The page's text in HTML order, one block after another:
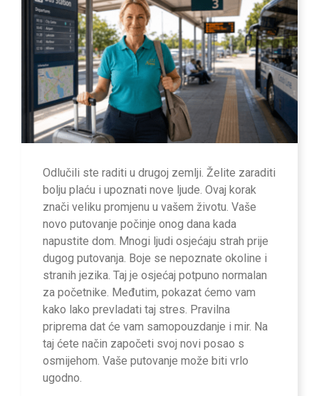
Odlučili ste raditi u drugoj zemlji. Želite zaraditi
bolju plaću i upoznati nove ljude. Ovaj korak
znači veliku promjenu u vašem životu. Vaše
novo putovanje počinje onog dana kada
napustite dom. Mnogi ljudi osjećaju strah prije
dugog putovanja. Boje se nepoznate okoline i
stranih jezika. Taj je osjećaj potpuno normalan
za početnike. Međutim, pokazat ćemo vam
kako lako prevladati taj stres. Pravilna
priprema dat će vam samopouzdanje i mir. Na
taj ćete način započeti svoj novi posao s
osmijehom. Vaše putovanje može biti vrlo
ugodno.